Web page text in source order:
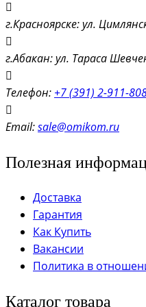
г.Красноярске: ул.
г.Абакан: ул. Тараса
Телефон: +7 (391) 2-911-
Email:sale@omikom.ru
Полезная
Доставка
Гарантия
Как Купить
Вакансии
Политика в
Каталог товара